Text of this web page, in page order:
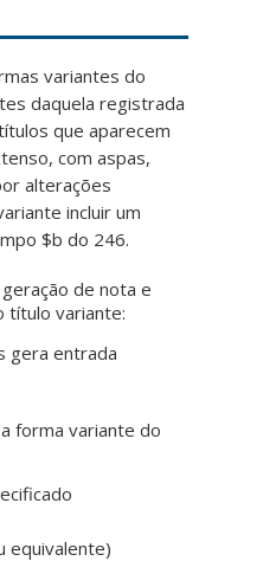
variantes do
daquela registrada
que aparecem
com aspas,
alterações
incluir um
$b do 246.
de nota e
título variante:
gera entrada
forma variante do
equivalente)